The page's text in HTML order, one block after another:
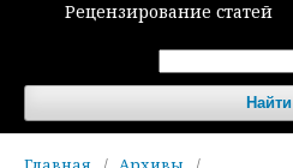
Рецензирование статей
Найти